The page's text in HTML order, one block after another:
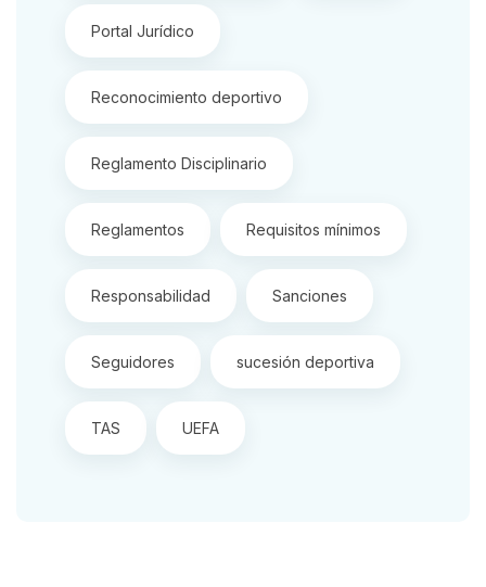
Portal Jurídico
Reconocimiento deportivo
Reglamento Disciplinario
Reglamentos Requisitos mínimos
Responsabilidad Sanciones
Seguidores sucesión deportiva
TAS UEFA